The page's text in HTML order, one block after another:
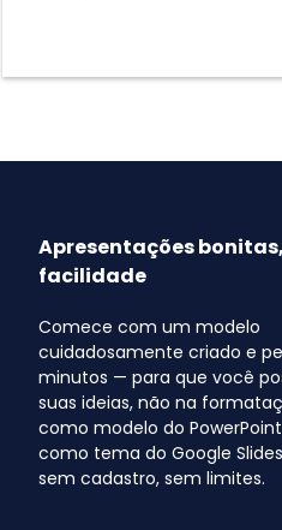
Apresentações
facilidade
Comece com um modelo
cuidadosamente criado e
minutos — para que você
suas ideias, não na
como modelo do
como tema do Google
sem cadastro, sem limites.